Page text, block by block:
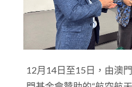
12月14日至15日，由澳